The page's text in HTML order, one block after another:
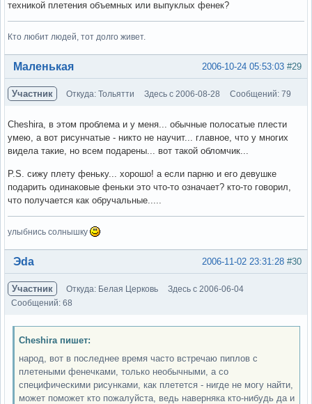
техникой плетения объемных или выпуклых фенек?
Кто любит людей, тот долго живет.
Вне форума #29
2006-10-24 05:53:03
Маленькая
Участник Откуда: Тольятти Здесь с 2006-08-28 Сообщений: 79
Cheshira, в этом проблема и у меня... обычные полосатые плести
умею, а вот рисунчатые - никто не научит... главное, что у многих
видела такие, но всем подарены... вот такой обломчик...
P.S. сижу плету феньку... хорошо! а если парню и его девушке
подарить одинаковые феньки это что-то означает? кто-то говорил,
что получается как обручальные.....
улыбнись солнышку
Вне форума #30
2006-11-02 23:31:28
Эda
Участник Откуда: Белая Церковь
Здесь с 2006-06-04
Сообщений: 68
Cheshira пишет:
народ, вот в последнее время часто встречаю пиплов с
плетеными фенечками, только необычными, а со
специфическими рисунками, как плетется - нигде не могу найти,
может поможет кто пожалуйста, ведь наверняка кто-нибудь да и